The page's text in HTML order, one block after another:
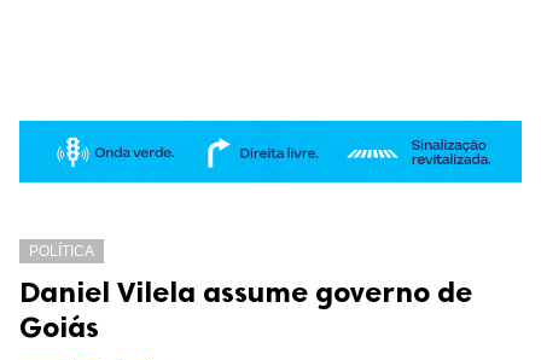
POLÍTICA
Daniel Vilela assume governo de
Goiás